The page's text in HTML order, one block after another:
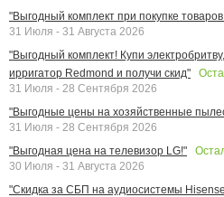
"Выгодный комплект при покупке
31 Июля - 31 Августа 2026
"Выгодный комплект! Купи
ирригатор Redmond и получи скид"
31 Июля - 28 Сентября 2026
"Выгодные цены на хозяйственные
31 Июля - 28 Сентября 2026
"Выгодная цена на телевизор LG!"
30 Июля - 31 Августа 2026
"Скидка за СБП на аудиосистемы